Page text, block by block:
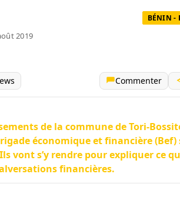
BÉNIN -
2019
Commenter
de la commune de Tori-
économique et financière (Bef)
vont s’y rendre pour expliquer ce
financières.